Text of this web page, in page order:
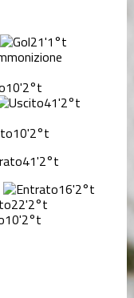
21'1°t
10'2°t
41'2°t
10'2°t
41'2°t
16'2°t
22'2°t
10'2°t